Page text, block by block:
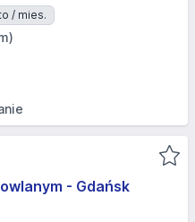
/ mies.
- Gdańsk